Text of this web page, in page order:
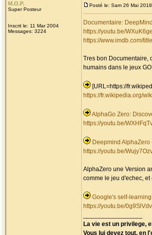
M.O.P.
Super Posteur
Inscrit le: 11 Mar 2004
Messages: 3224
Posté le: Sam 26 Mai
Documentaire:
https://youtu.be/
https://www.imdb.com/
Tres bon Documentaire,
humains dans le jeux
[URL=https://
https://fr.wikipedia.org/
AlphaGo Zero:
https://youtu.be/
Deepmind
https://youtu.be/
AlphaZero une Version
comme le jeu d'echec,
Google's self-
https://youtu.be/
La vie est un privilege,
Vous lui devez tout, en